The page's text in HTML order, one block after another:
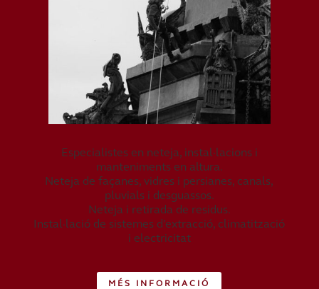
Especialistes en neteja, instal·lacions i
manteniments en altura.
Neteja de façanes, vidres i persianes, canals,
pluvials i desguassos.
Neteja i retirada de residus.
Instal·lació de sistemes d’extracció, climatització
i electricitat
MÉS INFORMACIÓ